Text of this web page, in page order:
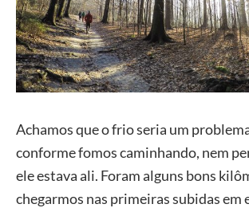
Achamos que o frio seria um
conforme fomos caminhando, nem
ele estava ali. Foram alguns bons
chegarmos nas primeiras subidas em